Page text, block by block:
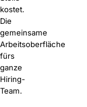
kostet.
Die
gemeinsame
Arbeitsoberfläche
fürs
ganze
Hiring-
Team.